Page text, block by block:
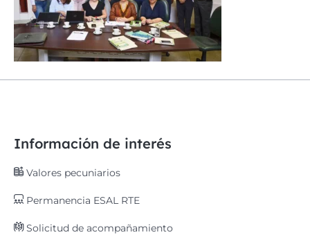
Información de interés
Valores pecuniarios
Permanencia ESAL RTE
Solicitud de acompañamiento